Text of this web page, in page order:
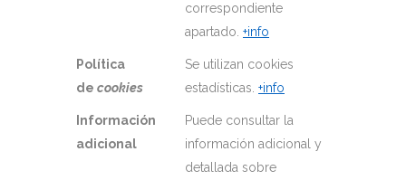
correspondiente
apartado. +info
Política
de cookies
Se utilizan cookies
estadísticas. +info
Información
adicional
Puede consultar la
información adicional y
detallada sobre